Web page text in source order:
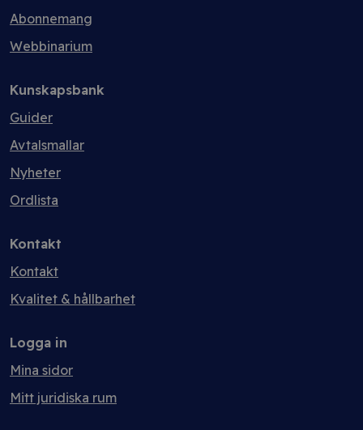
Abonnemang
Webbinarium
Kunskapsbank
Guider
Avtalsmallar
Nyheter
Ordlista
Kontakt
Kontakt
Kvalitet & hållbarhet
Logga in
Mina sidor
Mitt juridiska rum